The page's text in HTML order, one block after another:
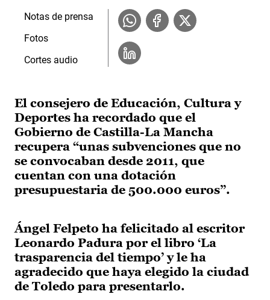
El consejero de Educación, Cultura y
Deportes ha recordado que el
Gobierno de Castilla-La Mancha
recupera “unas subvenciones que no
se convocaban desde 2011, que
cuentan con una dotación
presupuestaria de 500.000 euros”.
Ángel Felpeto ha felicitado al escritor
Leonardo Padura por el libro ‘La
trasparencia del tiempo’ y le ha
agradecido que haya elegido la ciudad
de Toledo para presentarlo.
Notas de prensa
Fotos
Cortes audio